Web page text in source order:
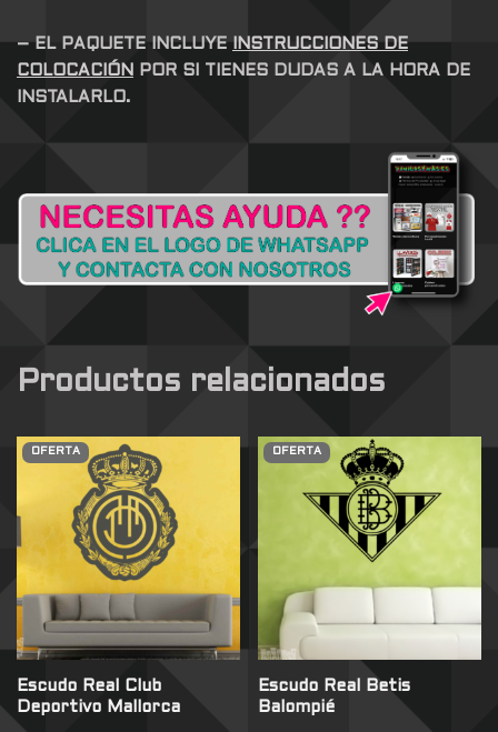
– EL PAQUETE INCLUYEINSTRUCCIONES DE
COLOCACIÓN
POR SI TIENES DUDAS A LA HORA DE
INSTALARLO.
Productos relacionados
OFERTA
Escudo Real Club
Deportivo Mallorca
OFERTA
Escudo Real Betis
Balompié